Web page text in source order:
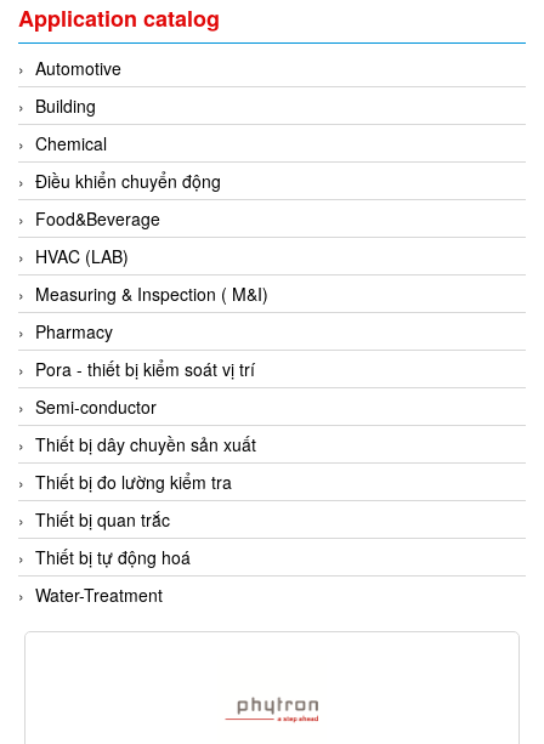
ESA Automation Vietnam
Esa Pyronics
Euchner
EUCHNER GmbH + Co. KG VietNam
Eurotherm Vietnam
Eurovent
Evoqua
EXAIR
Exergen
Exide Technologies Vietnam
EXOR
FAIRCHILD
FANUC
FDM/ F.lli Della Marca Srl
FEIN
Felm
FESTO
Application catalog
Automotive
Building
Chemical
Điều khiển chuyển động
Food&Beverage
HVAC (LAB)
Measuring & Inspection ( M&I)
Pharmacy
Pora - thiết bị kiểm soát vị trí
Semi-conductor
Thiết bị dây chuyền sản xuất
Thiết bị đo lường kiểm tra
Thiết bị quan trắc
Thiết bị tự động hoá
Water-Treatment